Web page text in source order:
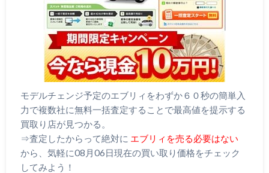
モデルチェンジ予定のエブリィをわずか６０秒の簡単入
力で複数社に無料一括査定することで最高値を提示する
買取り店が見つかる。
⇒査定したからって絶対に エブリィを売る必要はない
から、気軽に08月06日現在の買い取り価格をチェック
してみよう！